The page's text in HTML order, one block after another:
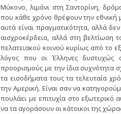
Μύκονο, λιμάνι στη Σαντορίνη,
που κάθε χρόνο θρέφουν την εθνική
αυτά είναι πραγματικότητα, αλλά
αισχροκέρδεια, αλλά στη βελτίωση
πελατειακού κοινού κυρίως από το
λόγος που οι Έλληνες δυστυχώς
προορισμούς με την ίδια συχνότητα
τα εισοδήματα τους τα τελευταία
την Αμερική. Είναι σαν να
πουλάει με επιτυχία στο εξωτερικό
να τα αγοράσουν οι κάτοικοι της